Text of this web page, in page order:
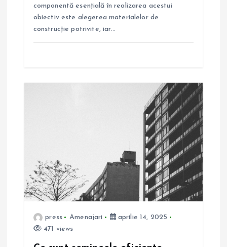
componentă esențială în realizarea acestui
obiectiv este alegerea materialelor de
construcție potrivite, iar…
press Amenajari
aprilie 14, 2025
471 views